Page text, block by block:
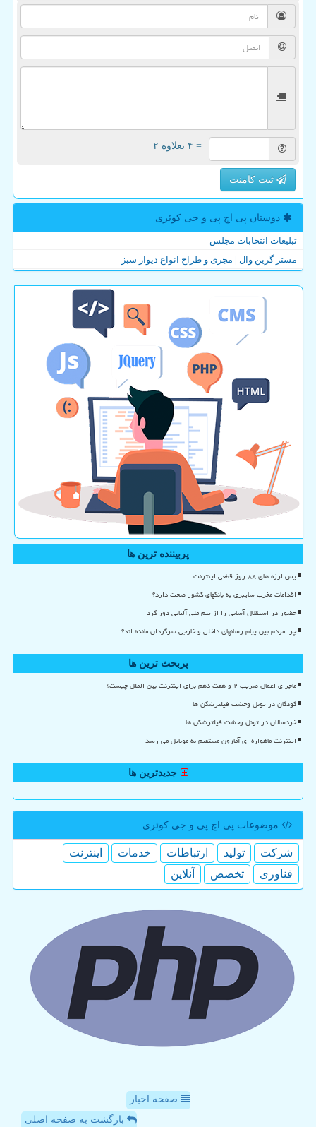
= ۴ بعلاوه ۲
ثبت کامنت
دوستان پی اچ پی و جی كوئری
تبلیغات انتخابات مجلس
مستر گرین وال | مجری و طراح انواع دیوار سبز
پربیننده ترین ها
پس لرزه های ۸۸ روز قطعی اینترنت
اقدامات مخرب سایبری به بانکهای کشور صحت دارد؟
حضور در استقلال آسانی را از تیم ملی آلبانی دور کرد
چرا مردم بین پیام رسانهای داخلی و خارجی سرگردان مانده اند؟
پربحث ترین ها
ماجرای اعمال ضریب ۲ و هفت دهم برای اینترنت بین الملل چیست؟
کودکان در تونل وحشت فیلترشکن ها
خردسالان در تونل وحشت فیلترشکن ها
اینترنت ماهواره ای آمازون مستقیم به موبایل می رسد
جدیدترین ها
موضوعات پی اچ پی و جی كوئری
شركت تولید ارتباطات خدمات
اینترنت
فناوری
تخصص آنلاین
صفحه اخبار
بازگشت به صفحه اصلی